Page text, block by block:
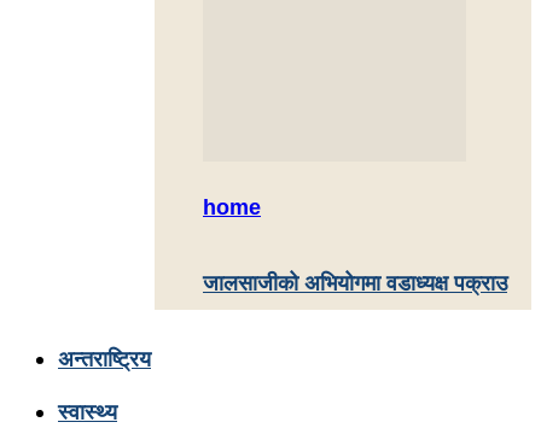
home
जालसाजीको अभियोगमा वडाध्यक्ष पक्राउ
अन्तराष्ट्रिय
स्वास्थ्य